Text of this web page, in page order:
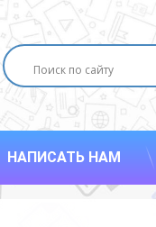
mail
НАПИСАТЬ НАМ